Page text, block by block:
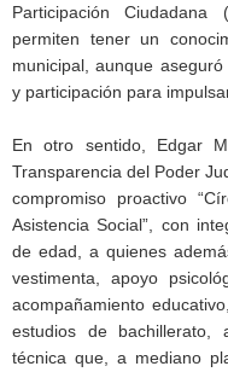
Participación Ciudadana
permiten tener un
municipal, aunque
y participación para
En otro sentido, Edgar
Transparencia del Poder
compromiso proactivo
Asistencia Social”, con
de edad, a quienes
vestimenta, apoyo
acompañamiento
estudios de bachillerato,
técnica que, a mediano